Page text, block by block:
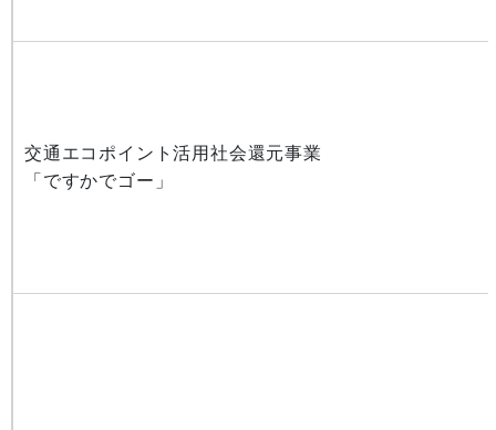
交通エコポイント活用社会還元事業
「ですかでゴー」